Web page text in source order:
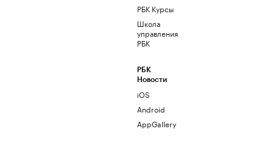
РБК Курсы
Школа
управления
РБК
РБК
Новости
iOS
Android
AppGallery